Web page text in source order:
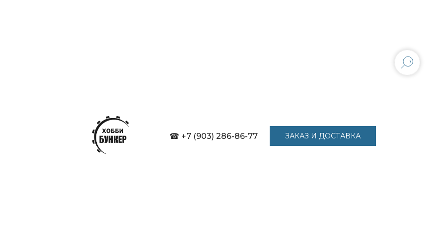
☎ +7 (903) 286-86-77 ЗАКАЗ И ДОСТАВКА